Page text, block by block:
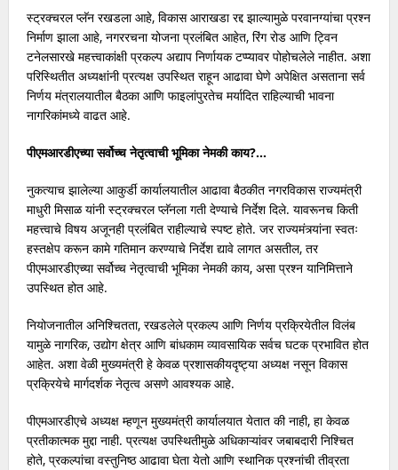
स्ट्रक्चरल प्लॅन रखडला आहे, विकास आराखडा रद्द झाल्यामुळे परवानग्यांचा प्रश्न
निर्माण झाला आहे, नगररचना योजना प्रलंबित आहेत, रिंग रोड आणि ट्विन
टनेलसारखे महत्त्वाकांक्षी प्रकल्प अद्याप निर्णायक टप्प्यावर पोहोचलेले नाहीत. अशा
परिस्थितीत अध्यक्षांनी प्रत्यक्ष उपस्थित राहून आढावा घेणे अपेक्षित असताना सर्व
निर्णय मंत्रालयातील बैठका आणि फाइलांपुरतेच मर्यादित राहिल्याची भावना
नागरिकांमध्ये वाढत आहे.
पीएमआरडीएच्या सर्वोच्च नेतृत्वाची भूमिका नेमकी काय?…
नुकत्याच झालेल्या आकुर्डी कार्यालयातील आढावा बैठकीत नगरविकास राज्यमंत्री
माधुरी मिसाळ यांनी स्ट्रक्चरल प्लॅनला गती देण्याचे निर्देश दिले. यावरूनच किती
महत्त्वाचे विषय अजूनही प्रलंबित राहील्याचे स्पष्ट होते. जर राज्यमंत्र्यांना स्वतः
हस्तक्षेप करून कामे गतिमान करण्याचे निर्देश द्यावे लागत असतील, तर
पीएमआरडीएच्या सर्वोच्च नेतृत्वाची भूमिका नेमकी काय, असा प्रश्न यानिमित्ताने
उपस्थित होत आहे.
नियोजनातील अनिश्चितता, रखडलेले प्रकल्प आणि निर्णय प्रक्रियेतील विलंब
यामुळे नागरिक, उद्योग क्षेत्र आणि बांधकाम व्यावसायिक सर्वच घटक प्रभावित होत
आहेत. अशा वेळी मुख्यमंत्री हे केवळ प्रशासकीयदृष्ट्या अध्यक्ष नसून विकास
प्रक्रियेचे मार्गदर्शक नेतृत्व असणे आवश्यक आहे.
पीएमआरडीएचे अध्यक्ष म्हणून मुख्यमंत्री कार्यालयात येतात की नाही, हा केवळ
प्रतीकात्मक मुद्दा नाही. प्रत्यक्ष उपस्थितीमुळे अधिकाऱ्यांवर जबाबदारी निश्चित
होते, प्रकल्पांचा वस्तुनिष्ठ आढावा घेता येतो आणि स्थानिक प्रश्नांची तीव्रता